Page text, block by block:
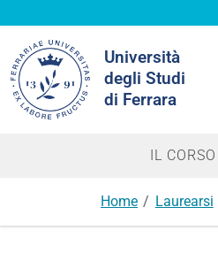
Università
degli Studi
di Ferrara
nel
sito
IL CORSO
Home Laurearsi